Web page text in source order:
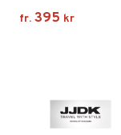
fr. 395 kr